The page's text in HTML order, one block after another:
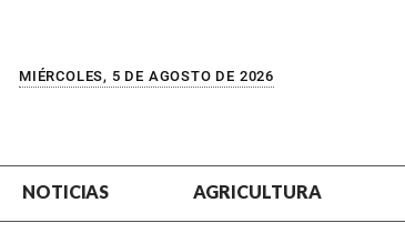
MIÉRCOLES, 5 DE AGOSTO DE 2026
NOTICIAS AGRICULTURA